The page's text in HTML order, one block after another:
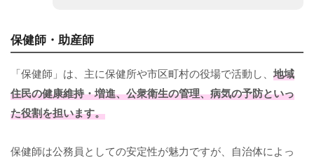
保健師・助産師
「保健師」は、主に保健所や市区町村の役場で活動し、 地域
住民の健康維持・増進、公衆衛生の管理、病気の予防といっ
た役割を担います。
保健師は公務員としての安定性が魅力ですが、自治体によっ